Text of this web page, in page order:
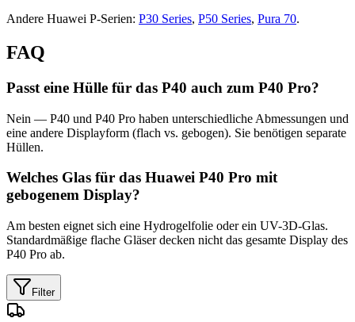
Andere Huawei P-Serien: P30 Series, P50 Series, Pura 70.
FAQ
Passt eine Hülle für das P40 auch zum P40 Pro?
Nein — P40 und P40 Pro haben unterschiedliche Abmessungen und
eine andere Displayform (flach vs. gebogen). Sie benötigen separate
Hüllen.
Welches Glas für das Huawei P40 Pro mit
gebogenem Display?
Am besten eignet sich eine Hydrogelfolie oder ein UV-3D-Glas.
Standardmäßige flache Gläser decken nicht das gesamte Display des
P40 Pro ab.
Filter